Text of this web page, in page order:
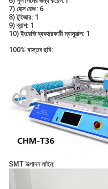
7) হেক্স রেঞ্চ: 6
8) টুইজার: 1
9) ব্রাশ: 1
10) ইংরেজি ব্যবহারকারী ম্যানুয়াল: 1
100% বাস্তব ছবি:
SMT উত্পাদন লাইন: